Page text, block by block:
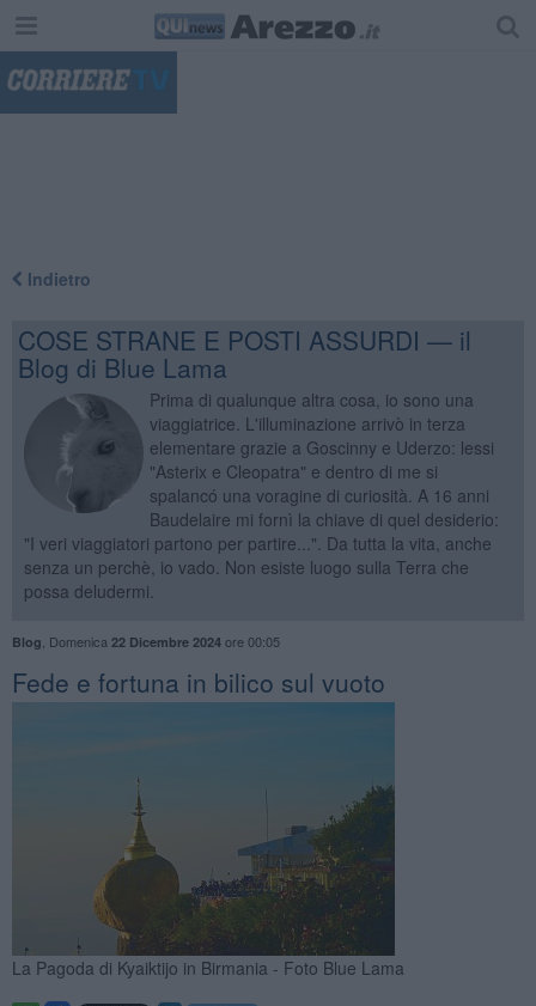
Indietro
COSE STRANE E POSTI ASSURDI — il
Blog di Blue Lama
Prima di qualunque altra cosa, io sono una
viaggiatrice. L'illuminazione arrivò in terza
elementare grazie a Goscinny e Uderzo: lessi
"Asterix e Cleopatra" e dentro di me si
spalancó una voragine di curiosità. A 16 anni
Baudelaire mi fornì la chiave di quel desiderio:
"I veri viaggiatori partono per partire...". Da tutta la vita, anche
senza un perchè, io vado. Non esiste luogo sulla Terra che
possa deludermi.
Blog Domenica 22 Dicembre 2024ore 00:05
Fede e fortuna in bilico sul vuoto
La Pagoda di Kyaiktijo in Birmania - Foto Blue Lama